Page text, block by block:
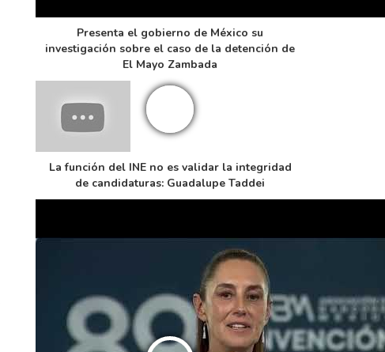
Presenta el gobierno de México su
investigación sobre el caso de la detención de
El Mayo Zambada
La función del INE no es validar la integridad
de candidaturas: Guadalupe Taddei